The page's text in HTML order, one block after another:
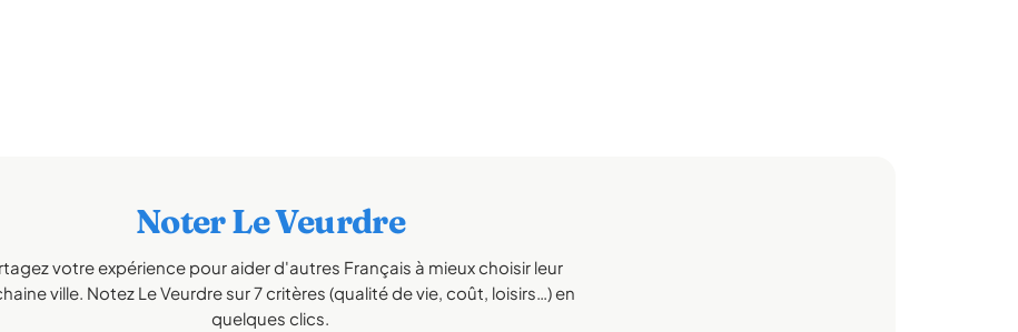
Noter Le Veurdre
votre expérience pour aider d'autres Français à mieux choisir leur
ville. Notez Le Veurdre sur 7 critères (qualité de vie, coût, loisirs…) en
quelques clics.